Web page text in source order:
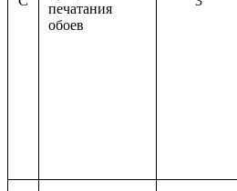
печатания
обоев